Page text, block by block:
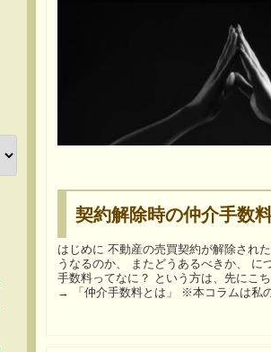
契約解除時の仲介手数
はじめに 不動産の売買契約が解除された際、 仲介手数料はど
うなるのか、 またどうあるべきか、 につい
手数料ってなに？ という方は、先にこ
→ 「仲介手数料とは」 ※本コ